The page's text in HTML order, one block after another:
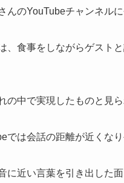
んのYouTubeチャンネルに
、食事をしながらゲスト
の中で実現したものと見ら
では会話の距離が近くなり
に近い言葉を引き出した面